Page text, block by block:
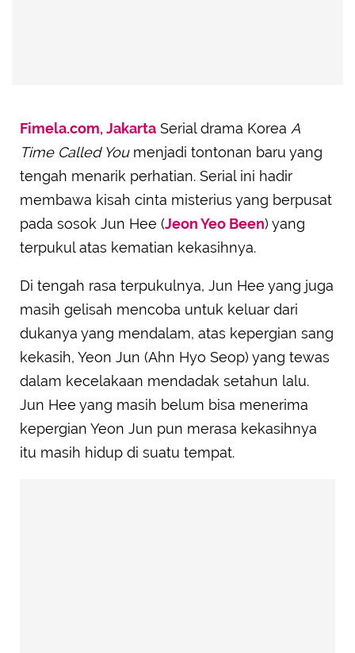
Fimela.com, Jakarta Serial drama Korea A
Time Called Youmenjadi tontonan baru yang
tengah menarik perhatian. Serial ini hadir
membawa kisah cinta misterius yang berpusat
pada sosok Jun Hee (Jeon Yeo Been) yang
terpukul atas kematian kekasihnya.
Di tengah rasa terpukulnya, Jun Hee yang juga
masih gelisah mencoba untuk keluar dari
dukanya yang mendalam, atas kepergian sang
kekasih, Yeon Jun (Ahn Hyo Seop) yang tewas
dalam kecelakaan mendadak setahun lalu.
Jun Hee yang masih belum bisa menerima
kepergian Yeon Jun pun merasa kekasihnya
itu masih hidup di suatu tempat.